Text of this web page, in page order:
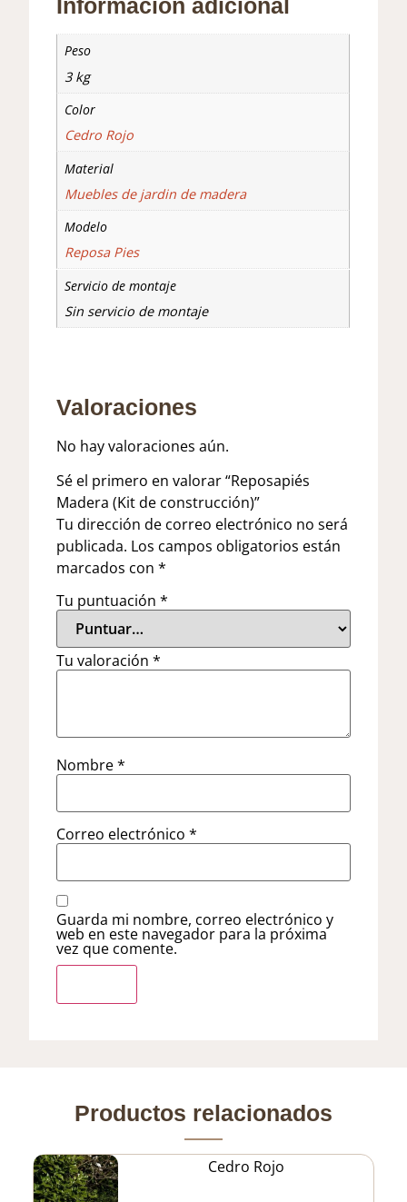
Información adicional
Peso
3 kg
Color
Cedro Rojo
Material
Muebles de jardin de madera
Modelo
Reposa Pies
Servicio de montaje
Sin servicio de montaje
Valoraciones
No hay valoraciones aún.
Sé el primero en valorar “Reposapiés
Madera (Kit de construcción)”
Tu dirección de correo electrónico no será
publicada. Los campos obligatorios están
marcados con*
Tu puntuación*
Tu valoración*
Nombre*
Correo electrónico*
Guarda mi nombre, correo electrónico y
web en este navegador para la próxima
vez que comente.
Productos relacionados
Cedro Rojo